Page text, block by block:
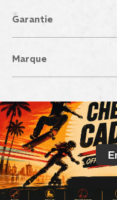
Garantie
Marque